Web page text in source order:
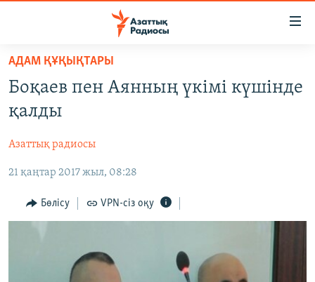
Skip
main
content
to
Navigation
САЯСАТ
ҚАҢТАР ОҚИҒАСЫ
АДАМ ҚҰҚЫҚТАРЫ
ӘЛЕУМЕТ
АРНАЙЫ ЖОБАЛАР
АДАМ ҚҰҚЫҚТАРЫ
Боқаев пен Аянның үкімі күшінде
қалды
Азаттық радиосы
21 қаңтар 2017 жыл, 08:28
Бөлісу VPN-сіз оқу